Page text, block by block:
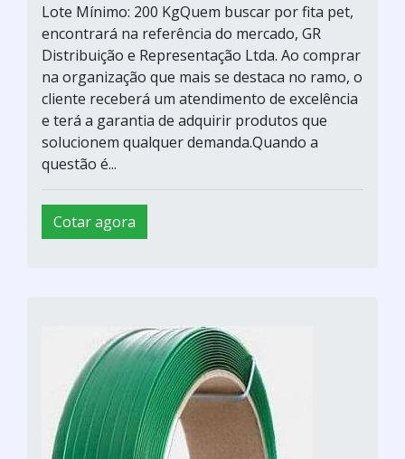
Lote Mínimo: 200 KgQuem buscar por fita pet,
encontrará na referência do mercado, GR
Distribuição e Representação Ltda. Ao comprar
na organização que mais se destaca no ramo, o
cliente receberá um atendimento de excelência
e terá a garantia de adquirir produtos que
solucionem qualquer demanda.Quando a
questão é...
Cotar agora